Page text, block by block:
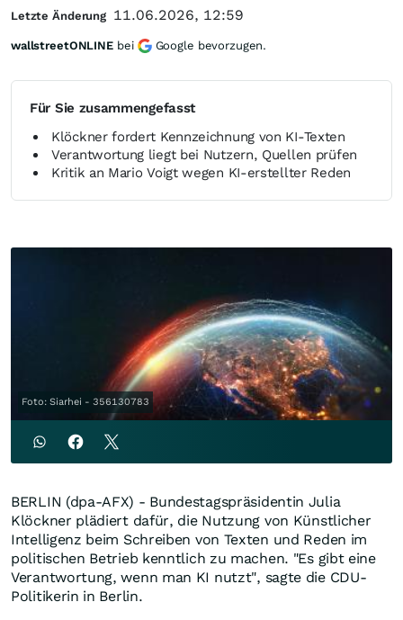
Für Sie zusammengefasst
Klöckner fordert Kennzeichnung von KI-Texten
Verantwortung liegt bei Nutzern, Quellen prüfen
Kritik an Mario Voigt wegen KI-erstellter Reden
Foto: Siarhei - 356130783
BERLIN (dpa-AFX) - Bundestagspräsidentin Julia
Klöckner plädiert dafür, die Nutzung von Künstlicher
Intelligenz beim Schreiben von Texten und Reden im
politischen Betrieb kenntlich zu machen. "Es gibt eine
Verantwortung, wenn man KI nutzt", sagte die CDU-
Politikerin in Berlin.
Letzte Änderung 11.06.2026, 12:59
wallstreetONLINE bei Google bevorzugen.